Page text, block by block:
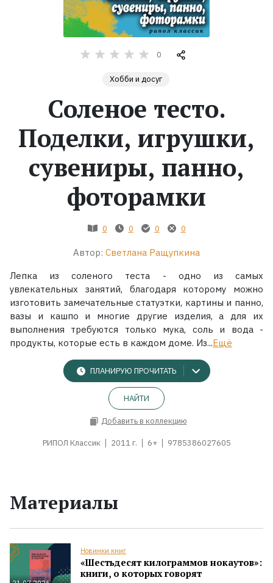
Коллекции
0
Хобби и досуг
Соленое тесто.
Поделки, игрушки,
сувениры, панно,
фоторамки
0 0 0 0
Автор: Светлана Ращупкина
Лепка из соленого теста - одно из самых
увлекательных занятий, благодаря которому можно
изготовить замечательные статуэтки, картины и панно,
вазы и кашпо и многие другие изделия, а для их
выполнения требуются только мука, соль и вода -
продукты, которые есть в каждом доме. Из...Ещё
ПЛАНИРУЮ ПРОЧИТАТЬ
НАЙТИ
Добавить в коллекцию
РИПОЛ Классик 2011 г. 6+ 9785386027605
Материалы
Новинки книг
«Шестьдесят килограммов нокаутов»:
книги, о которых говорят